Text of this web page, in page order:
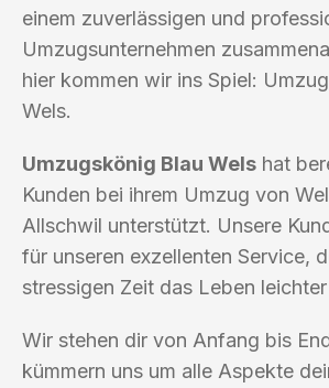
einem zuverlässigen und
Umzugsunternehmen
hier kommen wir ins Spiel:
Wels.
Umzugskönig Blau Wels hat
Kunden bei ihrem Umzug von
Allschwil unterstützt. Unsere
für unseren exzellenten Service,
stressigen Zeit das Leben
Wir stehen dir von Anfang bis
kümmern uns um alle Aspekte